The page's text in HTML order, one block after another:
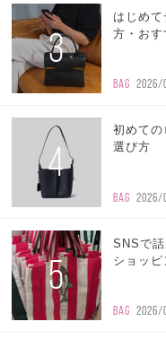
3
はじめ
方・お
BAG 2026/
4
初めて
選び方
BAG 2026/
5
SNSで
ショッ
BAG 2026/